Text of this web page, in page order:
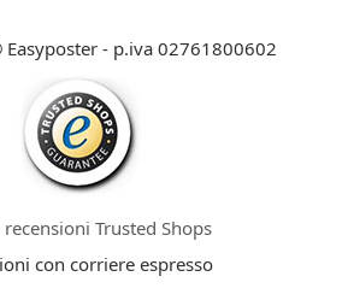
- p.iva 02761800602
recensioni Trusted Shops
con corriere espresso